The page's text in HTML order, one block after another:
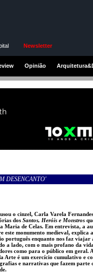
Newsletter
Opinião
DESENCANTO'
o cinzel, Carla Varela
dos Santos, Heróis e Monstros
Maria de Celas. Em entrevista, a
este monumento medieval, explica
português enquanto nos faz viajar
a lado, com o mais profano da
como para o público em geral.
Arte é um exercício cumulativo e
e narrativas que fazem parte